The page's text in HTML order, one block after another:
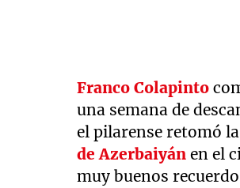
Franco Colapinto
una semana de
el pilarense retomó
de Azerbaiyán en el
muy buenos